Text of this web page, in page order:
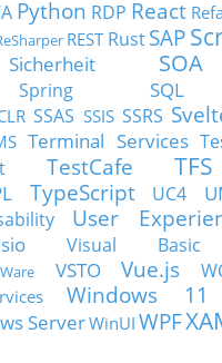
Python RDP React
REST Rust SAP
Sicherheit SOA
Spring SQL
SSAS SSIS SSRS
Terminal Services
TestCafe TFS
TypeScript UC4
User
Visual Basic
VSTO Vue.js
Windows 11
ServerWinUI WPF